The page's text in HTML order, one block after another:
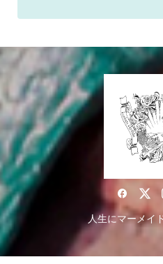
人生にマーメイ